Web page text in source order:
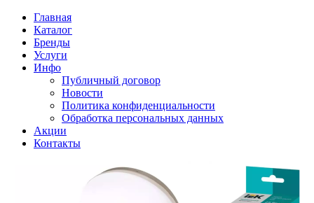
Главная
Каталог
Бренды
Услуги
Инфо
Публичный договор
Новости
Политика конфиденциальности
Обработка персональных данных
Акции
Контакты